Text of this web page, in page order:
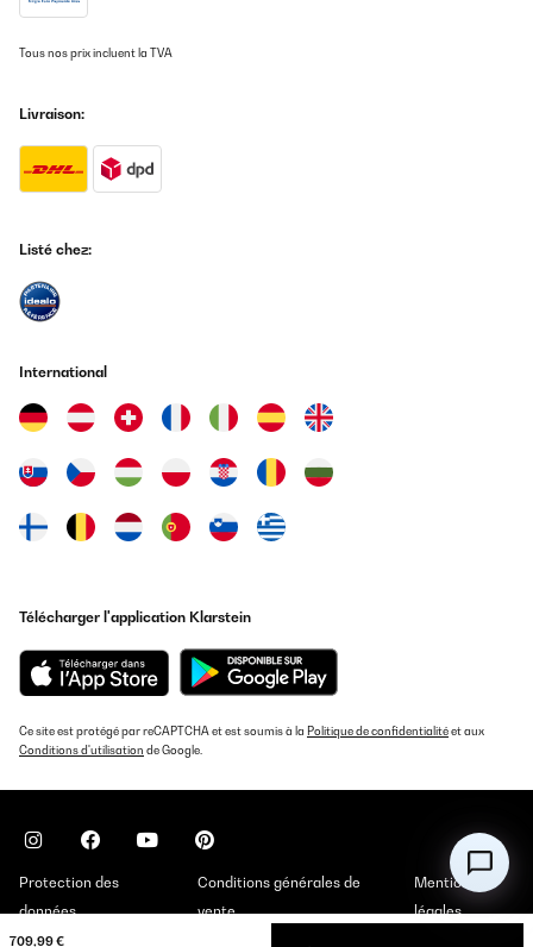
709,99 €
Tous nos prix incluent la TVA
Livraison:
Listé chez:
International
Télécharger l'application Klarstein
Ce site est protégé par reCAPTCHA et est soumis à la Politique de confidentialitéet aux
Conditions d'utilisation de Google.
Protection des
données
Conditions générales de
vente
Mentions
légales